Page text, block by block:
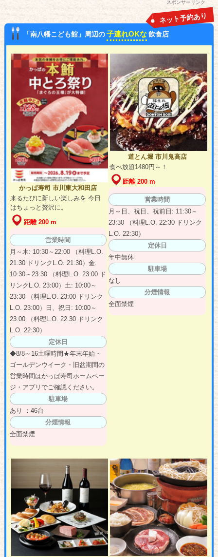
スポンサーリンク
「南八幡こども館」周辺の子連れOKな 飲食店
ネット予約あり
かっぱ寿司 市川東大和田店
来るたびに新しい楽しみを 今日
はちょっと贅沢に。
距離 200 m
営業時間
月～木: 10:30～22:00 （料理L.O.
21:30 ドリンクL.O. 21:30）金:
10:30～23:30 （料理L.O. 23:00 ド
リンクL.O. 23:00）土: 10:00～
23:30 （料理L.O. 23:00 ドリンク
L.O. 23:00）日、祝日: 10:00～
23:00 （料理L.O. 22:30 ドリンク
L.O. 22:30）
定休日
◆8/8～16土曜時間★年末年始・
ゴールデンウイーク・旧盆期間の
営業時間はかっぱ寿司ホームペー
ジ・アプリでご確認ください。
駐車場
あり ：46台
分煙情報
全面禁煙
道とん堀 市川鬼高店
食べ放題1480円～！
距離 200 m
営業時間
月～日、祝日、祝前日: 11:30～
23:30 （料理L.O. 22:30 ドリンク
L.O. 22:30）
定休日
年中無休
駐車場
なし
分煙情報
全面禁煙